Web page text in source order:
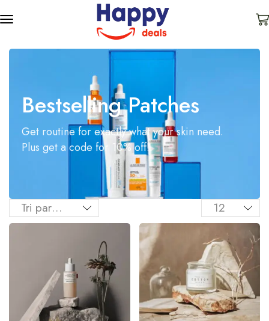
Bestselling Patches
Get routine for exactly what your skin need.
Plus get a code for 10% off!